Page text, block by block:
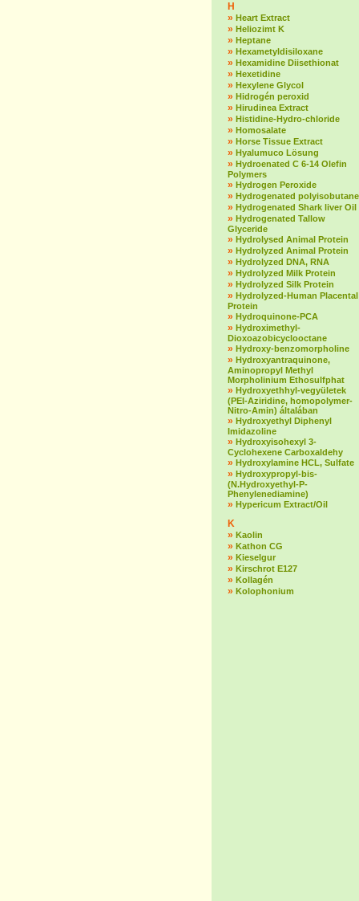
H
» Heart Extract
» Heliozimt K
» Heptane
» Hexametyldisiloxane
» Hexamidine Diisethionat
» Hexetidine
» Hexylene Glycol
» Hidrogén peroxid
» Hirudinea Extract
» Histidine-Hydro-chloride
» Homosalate
» Horse Tissue Extract
» Hyalumuco Lösung
» Hydroenated C 6-14 Olefin
Polymers
» Hydrogen Peroxide
» Hydrogenated polyisobutane
» Hydrogenated Shark liver Oil
» Hydrogenated Tallow
Glyceride
» Hydrolysed Animal Protein
» Hydrolyzed Animal Protein
» Hydrolyzed DNA, RNA
» Hydrolyzed Milk Protein
» Hydrolyzed Silk Protein
» Hydrolyzed-Human Placental
Protein
» Hydroquinone-PCA
» Hydroximethyl-
Dioxoazobicyclooctane
» Hydroxy-benzomorpholine
» Hydroxyantraquinone,
Aminopropyl Methyl
Morpholinium Ethosulfphat
» Hydroxyethhyl-vegyületek
(PEI-Aziridine, homopolymer-
Nitro-Amin) általában
» Hydroxyethyl Diphenyl
Imidazoline
» Hydroxyisohexyl 3-
Cyclohexene Carboxaldehy
» Hydroxylamine HCL, Sulfate
» Hydroxypropyl-bis-
(N.Hydroxyethyl-P-
Phenylenediamine)
» Hypericum Extract/Oil
K
» Kaolin
» Kathon CG
» Kieselgur
» Kirschrot E127
» Kollagén
» Kolophonium